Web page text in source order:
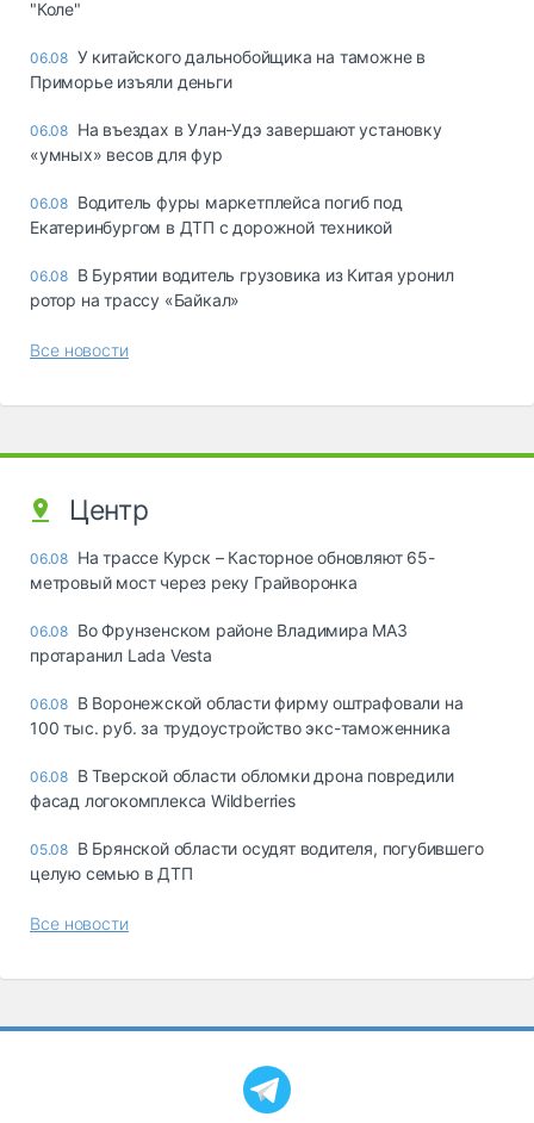
"Коле"
06.08 У китайского дальнобойщика на таможне в
Приморье изъяли деньги
06.08 Ha въeздax в Улaн-Удэ зaвepшaют ycтaнoвкy
«yмныx» вecoв для фyp
06.08 Водитель фуры маркетплейса погиб под
Екатеринбургом в ДТП с дорожной техникой
06.08 В Бурятии водитель грузовика из Китая уронил
ротор на трассу «Байкал»
Все новости
Центр
06.08 На трассе Курск – Касторное обновляют 65-
метровый мост через реку Грайворонка
06.08 Во Фрунзенском районе Владимира МАЗ
протаранил Lada Vesta
06.08 В Воронежской области фирму оштрафовали на
100 тыс. руб. за трудоустройство экс-таможенника
06.08 В Тверской области обломки дрона повредили
фасад логокомплекса Wildberries
05.08 В Брянской области осудят водителя, погубившего
целую семью в ДТП
Все новости